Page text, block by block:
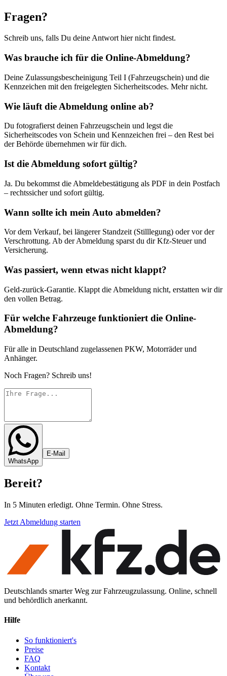
Fragen?
Schreib uns, falls Du deine Antwort hier nicht findest.
Was brauche ich für die Online-Abmeldung?
Deine Zulassungsbescheinigung Teil I (Fahrzeugschein) und die
Kennzeichen mit den freigelegten Sicherheitscodes. Mehr nicht.
Wie läuft die Abmeldung online ab?
Du fotografierst deinen Fahrzeugschein und legst die
Sicherheitscodes von Schein und Kennzeichen frei – den Rest bei
der Behörde übernehmen wir für dich.
Ist die Abmeldung sofort gültig?
Ja. Du bekommst die Abmeldebestätigung als PDF in dein Postfach
– rechtssicher und sofort gültig.
Wann sollte ich mein Auto abmelden?
Vor dem Verkauf, bei längerer Standzeit (Stilllegung) oder vor der
Verschrottung. Ab der Abmeldung sparst du dir Kfz-Steuer und
Versicherung.
Was passiert, wenn etwas nicht klappt?
Geld-zurück-Garantie. Klappt die Abmeldung nicht, erstatten wir dir
den vollen Betrag.
Für welche Fahrzeuge funktioniert die Online-
Abmeldung?
Für alle in Deutschland zugelassenen PKW, Motorräder und
Anhänger.
Noch Fragen? Schreib uns!
WhatsApp
E-Mail
Bereit?
In 5 Minuten erledigt. Ohne Termin. Ohne Stress.
Jetzt Abmeldung starten
Deutschlands smarter Weg zur Fahrzeugzulassung. Online, schnell
und behördlich anerkannt.
Hilfe
So funktioniert's
Preise
FAQ
Kontakt